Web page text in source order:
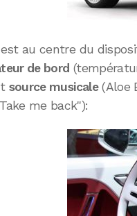
est au centre du
de bord
source musicale(Aloe
me back"):